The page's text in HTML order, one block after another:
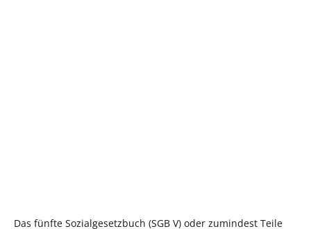
Das fünfte Sozialgesetzbuch (SGB V) oder zumindest Teile